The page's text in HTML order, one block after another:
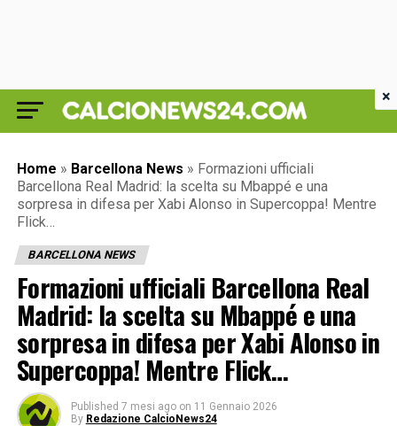
Home » Barcellona News » Formazioni ufficiali
Barcellona Real Madrid: la scelta su Mbappé e una
sorpresa in difesa per Xabi Alonso in Supercoppa! Mentre
Flick…
BARCELLONA NEWS
Formazioni ufficiali Barcellona Real
Madrid: la scelta su Mbappé e una
sorpresa in difesa per Xabi Alonso in
Supercoppa! Mentre Flick…
Published 7 mesi ago on 11 Gennaio 2026
By Redazione CalcioNews24
×